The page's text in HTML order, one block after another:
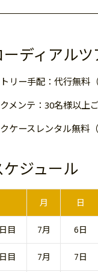
ーディアル
リー手配：代行無料
メンテ：30名様以上
ケースレンタル無料
ケジュール
月 日
目 7月 6日
目 7月 7日